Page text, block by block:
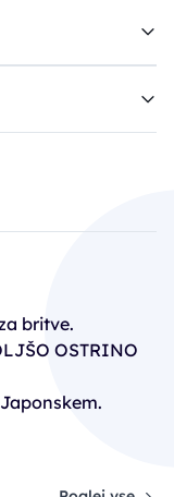
britve.
OSTRINO